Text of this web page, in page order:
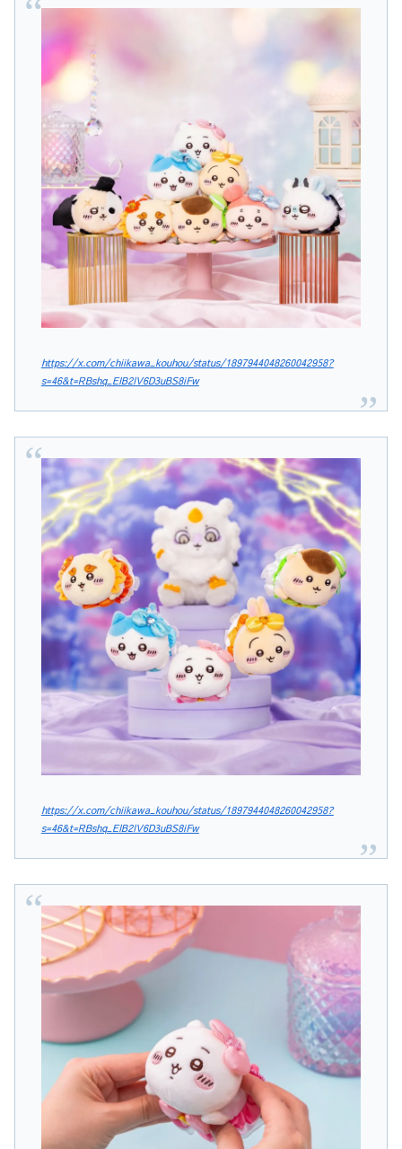
https://x.com/chiikawa_kouhou/status/1897944048260042958?
s=46&t=RBshq_EIB2IV6D3uBS8iFw
https://x.com/chiikawa_kouhou/status/1897944048260042958?
s=46&t=RBshq_EIB2IV6D3uBS8iFw